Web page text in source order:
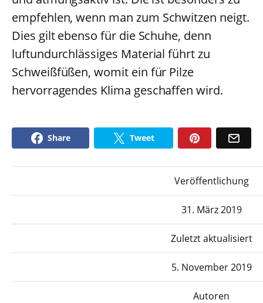
empfehlen, wenn man zum Schwitzen neigt.
Dies gilt ebenso für die Schuhe, denn
luftundurchlässiges Material führt zu
Schweißfüßen, womit ein für Pilze
hervorragendes Klima geschaffen wird.
Share Tweet
Veröffentlichung
31. März 2019
Zuletzt aktualisiert
5. November 2019
Autoren